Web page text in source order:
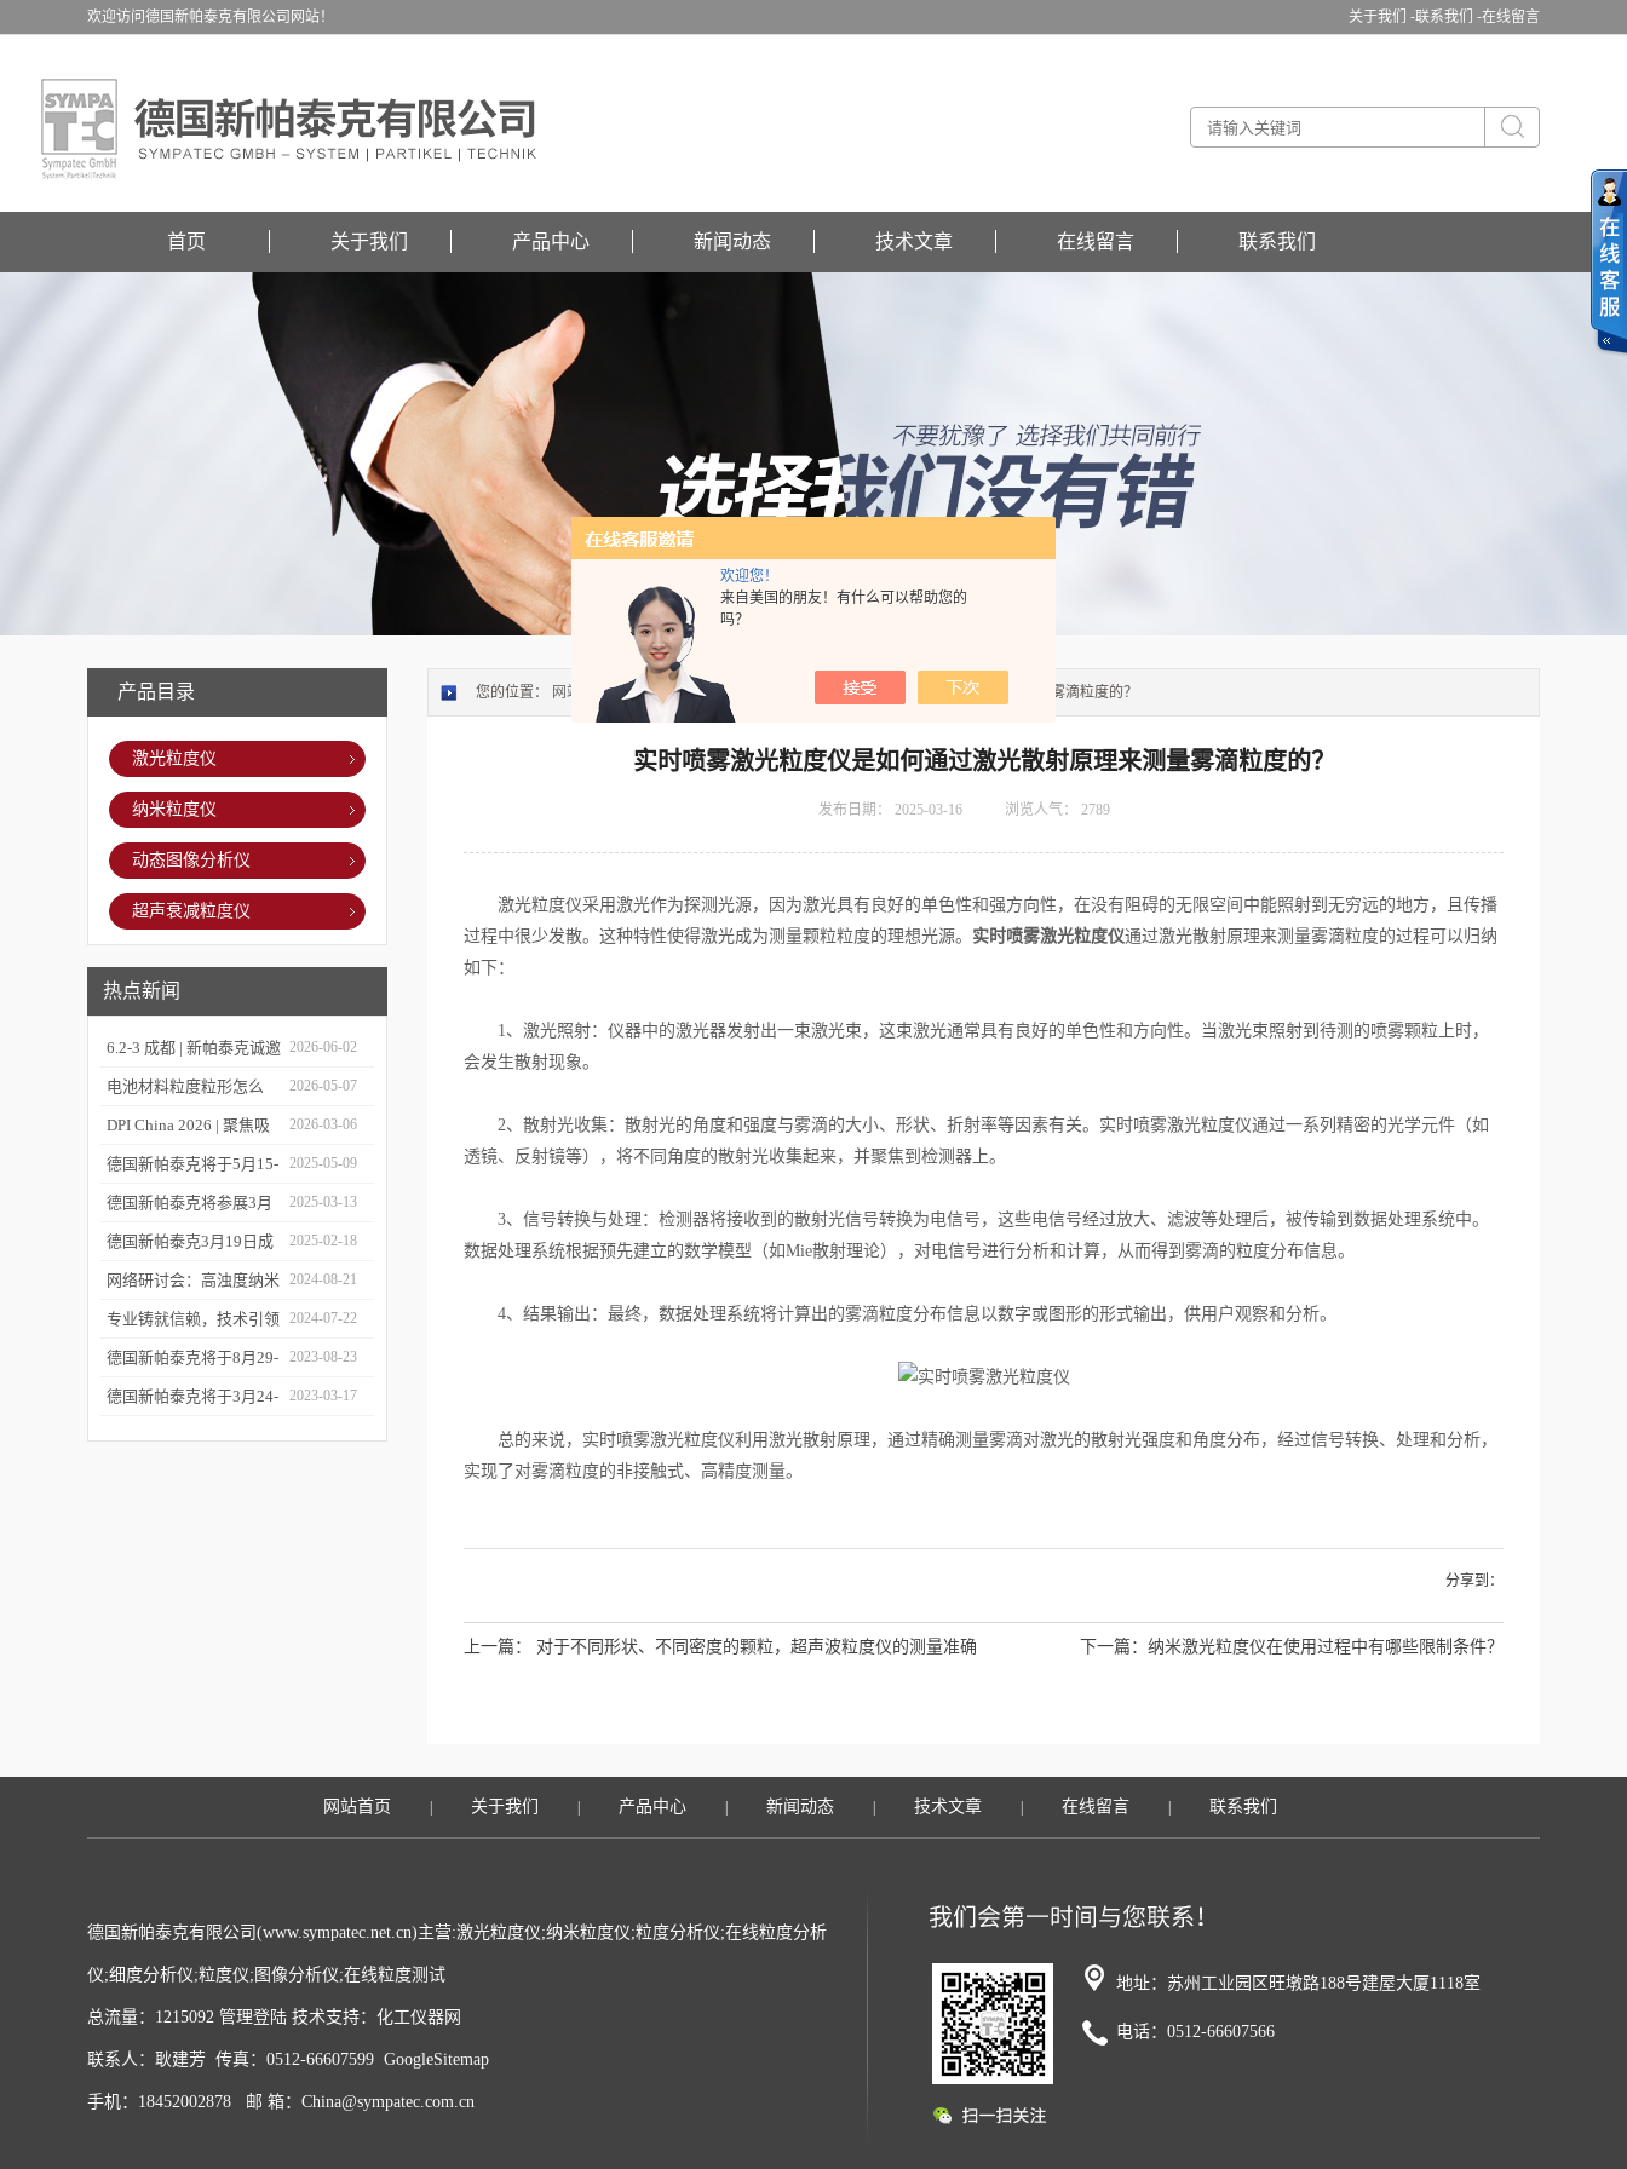
欢迎您！
来自美国的朋友！有什么可以帮助您的
吗？
关于我们 -联系我们 -在线留言
欢迎访问德国新帕泰克有限公司网站！
首页 关于我们 产品中心 新闻动态 技术文章 在线留言 联系我们
产品目录
激光粒度仪
纳米粒度仪
动态图像分析仪
超声衰减粒度仪
热点新闻
6.2-3 成都 | 新帕泰克诚邀
您相约CPI西南制药工业
大会
2026-06-02
电池材料粒度粒形怎么
测？德国新帕泰克邀您共
赴CIBF2026
2026-05-07
DPI China 2026 | 聚焦吸
入制剂前沿，共探技术创
新之路
2026-03-06
德国新帕泰克将于5月15-
17日参加深圳CIBF电池
展
2025-05-09
德国新帕泰克将参展3月
20-21日成都CPI制药工业
大会
2025-03-13
德国新帕泰克3月19日成
都粒度与粒形分析研讨会
诚邀参与
2025-02-18
网络研讨会：高浊度纳米
颗粒分散体系中的粒度分
析
2024-08-21
专业铸就信赖，技术引领
未来——新帕泰克中国20
周年
2024-07-22
德国新帕泰克将于8月29-
31日参加Formnext 2023
2023-08-23
德国新帕泰克将于3月24- 2023-03-17
您的位置： 网站首页>>技术文章>> 实时喷雾激光粒度仪是如何通过激光散射原理来测量雾滴粒度的？
实时喷雾激光粒度仪是如何通过激光散射原理来测量雾滴粒度的？
发布日期： 2025-03-16 浏览人气： 2789
激光粒度仪采用激光作为探测光源，因为激光具有良好的单色性和强方向性，在没有阻碍的无限空间中能照射到无穷远的地方，且传播
过程中很少发散。这种特性使得激光成为测量颗粒粒度的理想光源。 实时喷雾激光粒度仪通过激光散射原理来测量雾滴粒度的过程可以归纳
如下：
1、激光照射：仪器中的激光器发射出一束激光束，这束激光通常具有良好的单色性和方向性。当激光束照射到待测的喷雾颗粒上时，
会发生散射现象。
2、散射光收集：散射光的角度和强度与雾滴的大小、形状、折射率等因素有关。实时喷雾激光粒度仪通过一系列精密的光学元件（如
透镜、反射镜等），将不同角度的散射光收集起来，并聚焦到检测器上。
3、信号转换与处理：检测器将接收到的散射光信号转换为电信号，这些电信号经过放大、滤波等处理后，被传输到数据处理系统中。
数据处理系统根据预先建立的数学模型（如Mie散射理论），对电信号进行分析和计算，从而得到雾滴的粒度分布信息。
4、结果输出：最终，数据处理系统将计算出的雾滴粒度分布信息以数字或图形的形式输出，供用户观察和分析。
总的来说，实时喷雾激光粒度仪利用激光散射原理，通过精确测量雾滴对激光的散射光强度和角度分布，经过信号转换、处理和分析，
实现了对雾滴粒度的非接触式、高精度测量。
分享到：
上一篇： 对于不同形状、不同密度的颗粒，超声波粒度仪的测量准确 下一篇： 纳米激光粒度仪在使用过程中有哪些限制条件？
网站首页 关于我们 产品中心 新闻动态 技术文章 在线留言 联系我们
德国新帕泰克有限公司(www.sympatec.net.cn)主营:激光粒度仪;纳米粒度仪;粒度分析仪;在线粒度分析
仪;细度分析仪;粒度仪;图像分析仪;在线粒度测试
总流量：1215092 管理登陆 技术支持： 化工仪器网
联系人：耿建芳 传真：0512-66607599 GoogleSitemap
手机：18452002878 邮 箱：China@sympatec.com.cn
地址：苏州工业园区旺墩路188号建屋大厦1118室
电话：0512-66607566